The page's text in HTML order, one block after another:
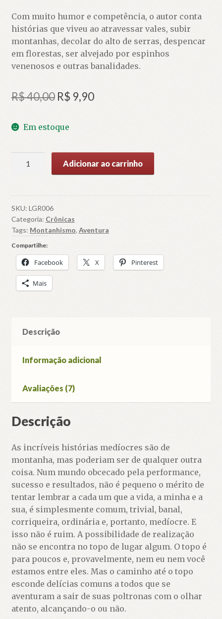
avaliações de
clientes
Com muito humor e competência, o autor conta
histórias que viveu ao atravessar vales, subir
montanhas, decolar do alto de serras, despencar
em florestas, ser alvejado por espinhos
venenosos e outras banalidades.
R$40,00 O
original
R$ 40,00.
R$ 9,90O
R$ 9,90.
Em estoque
outras
incríveis
histórias
medíocres
de
montanha
quantidade
Adicionar ao carrinho
SKU: LGR006
Categoria: Crônicas
Tags: Montanhismo, Aventura
Compartilhe:
Facebook X Pinterest
Mais
Descrição
Informação adicional
Avaliações (7)
Descrição
As incríveis histórias medíocres são de
montanha, mas poderiam ser de qualquer outra
coisa. Num mundo obcecado pela performance,
sucesso e resultados, não é pequeno o mérito de
tentar lembrar a cada um que a vida, a minha e a
sua, é simplesmente comum, trivial, banal,
corriqueira, ordinária e, portanto, medíocre. E
isso não é ruim. A possibilidade de realização
não se encontra no topo de lugar algum. O topo é
para poucos e, provavelmente, nem eu nem você
estamos entre eles. Mas o caminho até o topo
esconde delícias comuns a todos que se
aventuram a sair de suas poltronas com o olhar
atento, alcançando-o ou não.